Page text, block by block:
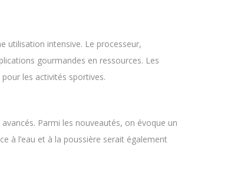
utilisation intensive. Le processeur,
gourmandes en ressources. Les
les activités sportives.
Parmi les nouveautés, on évoque un
à l’eau et à la poussière serait également